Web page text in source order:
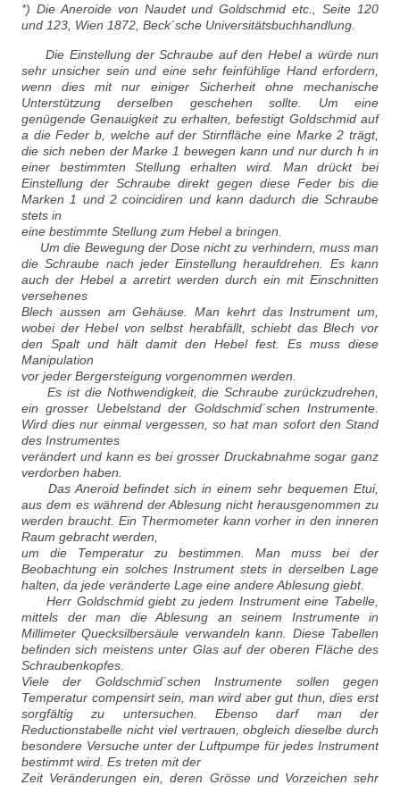
*) Die Aneroide von Naudet und Goldschmid etc., Seite 120
und 123, Wien 1872, Beck´sche Universitätsbuchhandlung.
Die Einstellung der Schraube auf den Hebel a würde nun
sehr unsicher sein und eine sehr feinfühlige Hand erfordern,
wenn dies mit nur einiger Sicherheit ohne mechanische
Unterstützung derselben geschehen sollte. Um eine
genügende Genauigkeit zu erhalten, befestigt Goldschmid auf
a die Feder b, welche auf der Stirnfläche eine Marke 2 trägt,
die sich neben der Marke 1 bewegen kann und nur durch h in
einer bestimmten Stellung erhalten wird. Man drückt bei
Einstellung der Schraube direkt gegen diese Feder bis die
Marken 1 und 2 coincidiren und kann dadurch die Schraube
stets in
eine bestimmte Stellung zum Hebel a bringen.
Um die Bewegung der Dose nicht zu verhindern, muss man
die Schraube nach jeder Einstellung heraufdrehen. Es kann
auch der Hebel a arretirt werden durch ein mit Einschnitten
versehenes
Blech aussen am Gehäuse. Man kehrt das Instrument um,
wobei der Hebel von selbst herabfällt, schiebt das Blech vor
den Spalt und hält damit den Hebel fest. Es muss diese
Manipulation
vor jeder Bergersteigung vorgenommen werden.
Es ist die Nothwendigkeit, die Schraube zurückzudrehen,
ein grosser Uebelstand der Goldschmid´schen Instrumente.
Wird dies nur einmal vergessen, so hat man sofort den Stand
des Instrumentes
verändert und kann es bei grosser Druckabnahme sogar ganz
verdorben haben.
Das Aneroid befindet sich in einem sehr bequemen Etui,
aus dem es während der Ablesung nicht herausgenommen zu
werden braucht. Ein Thermometer kann vorher in den inneren
Raum gebracht werden,
um die Temperatur zu bestimmen. Man muss bei der
Beobachtung ein solches Instrument stets in derselben Lage
halten, da jede veränderte Lage eine andere Ablesung giebt.
Herr Goldschmid giebt zu jedem Instrument eine Tabelle,
mittels der man die Ablesung an seinem Instrumente in
Millimeter Quecksilbersäule verwandeln kann. Diese Tabellen
befinden sich meistens unter Glas auf der oberen Fläche des
Schraubenkopfes.
Viele der Goldschmid´schen Instrumente sollen gegen
Temperatur compensirt sein, man wird aber gut thun, dies erst
sorgfältig zu untersuchen. Ebenso darf man der
Reductionstabelle nicht viel vertrauen, obgleich dieselbe durch
besondere Versuche unter der Luftpumpe für jedes Instrument
bestimmt wird. Es treten mit der
Zeit Veränderungen ein, deren Grösse und Vorzeichen sehr